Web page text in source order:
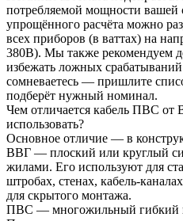
потребляемой мощности вашей
упрощённого расчёта можно
всех приборов (в ваттах) на
380В). Мы также рекомендуем
избежать ложных
сомневаетесь — пришлите
подберёт нужный номинал.
Чем отличается кабель ПВС от
использовать?
Основное отличие — в
ВВГ — плоский или круглый
жилами. Его используют для
штробах, стенах, кабель-
для скрытого монтажа.
ПВС — многожильный гибкий